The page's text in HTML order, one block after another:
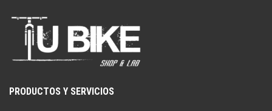
PRODUCTOS Y SERVICIOS